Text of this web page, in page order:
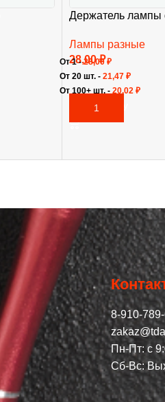
Держатель лампы
Лампы разные
28,00₽
В КОРЗИНУ
От 1 -28,00₽
От 20 шт. - 21,47 ₽
От 100+ шт. - 20,02 ₽
8-910-
Пн-Пт: с
Сб-Вс: